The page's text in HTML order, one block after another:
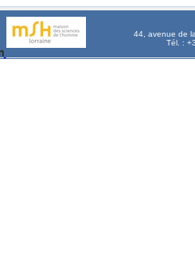
44, avenue de
Tél. :